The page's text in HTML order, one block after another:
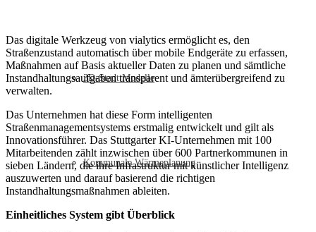
3D-Stadt Modelle
Kommunale Wärmeplanung
Das digitale Werkzeug von vialytics ermöglicht es, den
Straßenzustand automatisch über mobile Endgeräte zu erfassen,
Maßnahmen auf Basis aktueller Daten zu planen und sämtliche
Instandhaltungsaufgaben transparent und ämterübergreifend zu
verwalten.
Das Unternehmen hat diese Form intelligenten
Straßenmanagementsystems erstmalig entwickelt und gilt als
Innovationsführer. Das Stuttgarter KI-Unternehmen mit 100
Mitarbeitenden zählt inzwischen über 600 Partnerkommunen in
sieben Ländern, die ihre Infrastruktur mit künstlicher Intelligenz
auszuwerten und darauf basierend die richtigen
Instandhaltungsmaßnahmen ableiten.
Einheitliches System gibt Überblick